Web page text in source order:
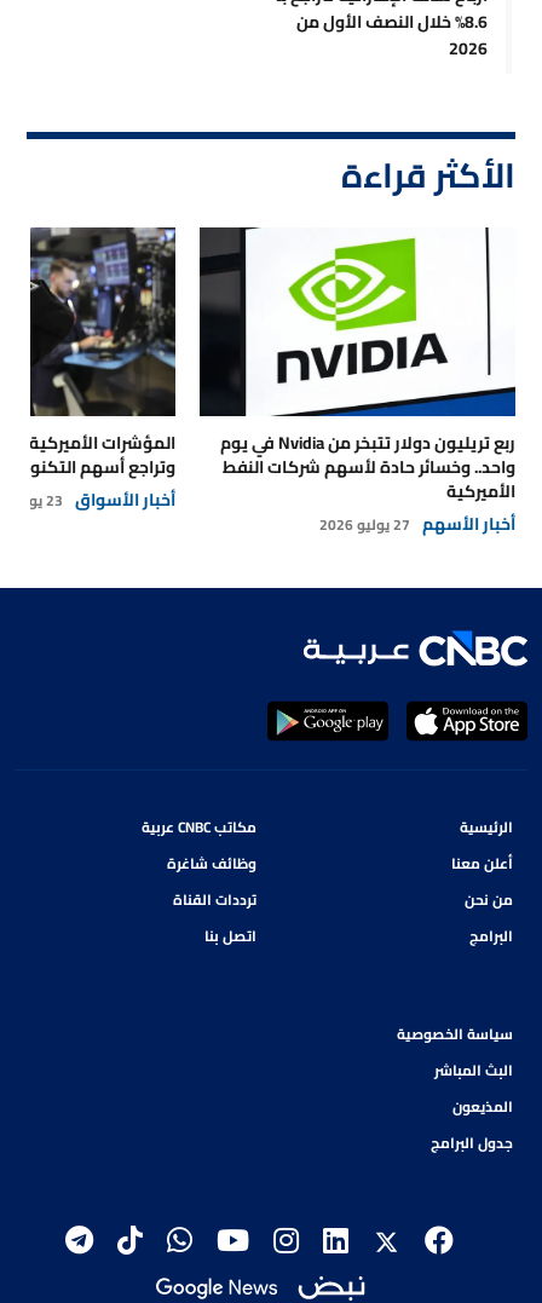
8.6% خلال النصف الأول من
2026
الأكثر قراءة
ربع تريليون دولار تتبخر من Nvidia في يوم
واحد.. وخسائر حادة لأسهم شركات النفط
الأميركية
أخبار الأسهم 27 يوليو 2026
المؤشرات الأميركية
وتراجع أسهم
أخبار الأسواق 23 يوليو 2026
الرئيسية
أعلن معنا
من نحن
البرامج
مكاتب CNBC عربية
وظائف شاغرة
ترددات القناة
اتصل بنا
سياسة الخصوصية
البث المباشر
المذيعون
جدول البرامج